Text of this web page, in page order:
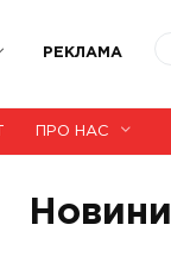
РЕКЛАМА
ПРО НАС
Новини